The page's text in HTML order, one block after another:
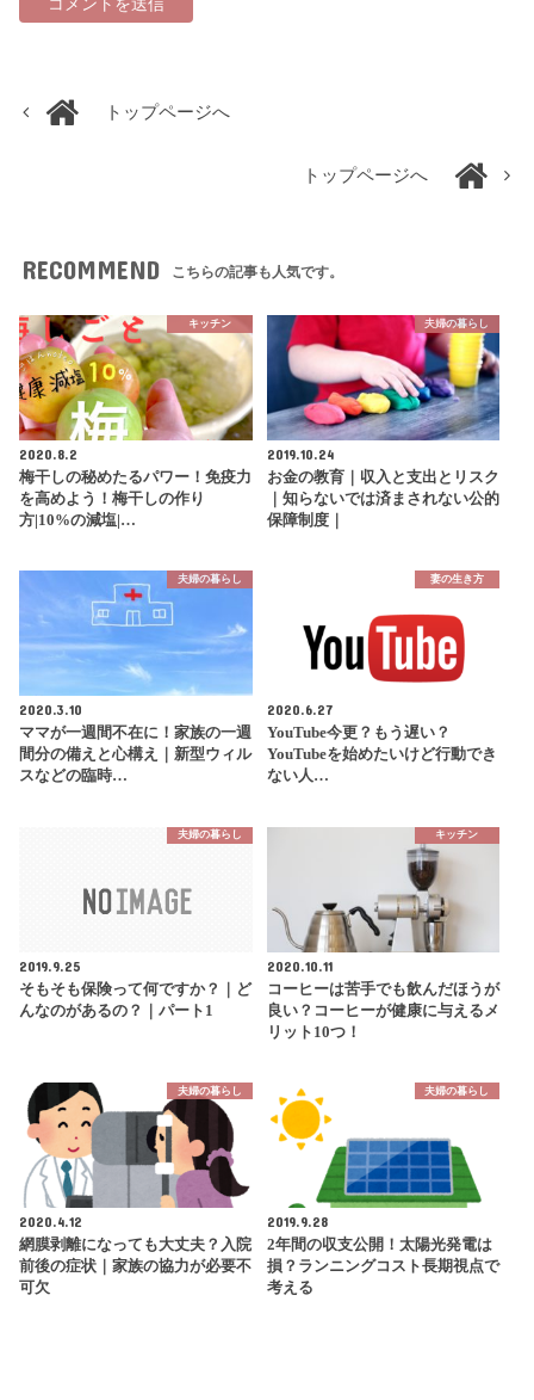
トップページへ
トップページへ
RECOMMEND こちらの記事も人気です。
キッチン
2020.8.2
梅干しの秘めたるパワー！免疫力
を高めよう！梅干しの作り
方|10%の減塩|…
夫婦の暮らし
2019.10.24
お金の教育｜収入と支出とリスク
｜知らないでは済まされない公的
保障制度｜
夫婦の暮らし
2020.3.10
ママが一週間不在に！家族の一週
間分の備えと心構え｜新型ウィル
スなどの臨時…
妻の生き方
2020.6.27
YouTube今更？もう遅い？
YouTubeを始めたいけど行動でき
ない人…
夫婦の暮らし
2019.9.25
そもそも保険って何ですか？｜ど
んなのがあるの？｜パート1
キッチン
2020.10.11
コーヒーは苦手でも飲んだほうが
良い？コーヒーが健康に与えるメ
リット10つ！
夫婦の暮らし
2020.4.12
網膜剥離になっても大丈夫？入院
前後の症状｜家族の協力が必要不
可欠
夫婦の暮らし
2019.9.28
2年間の収支公開！太陽光発電は
損？ランニングコスト長期視点で
考える